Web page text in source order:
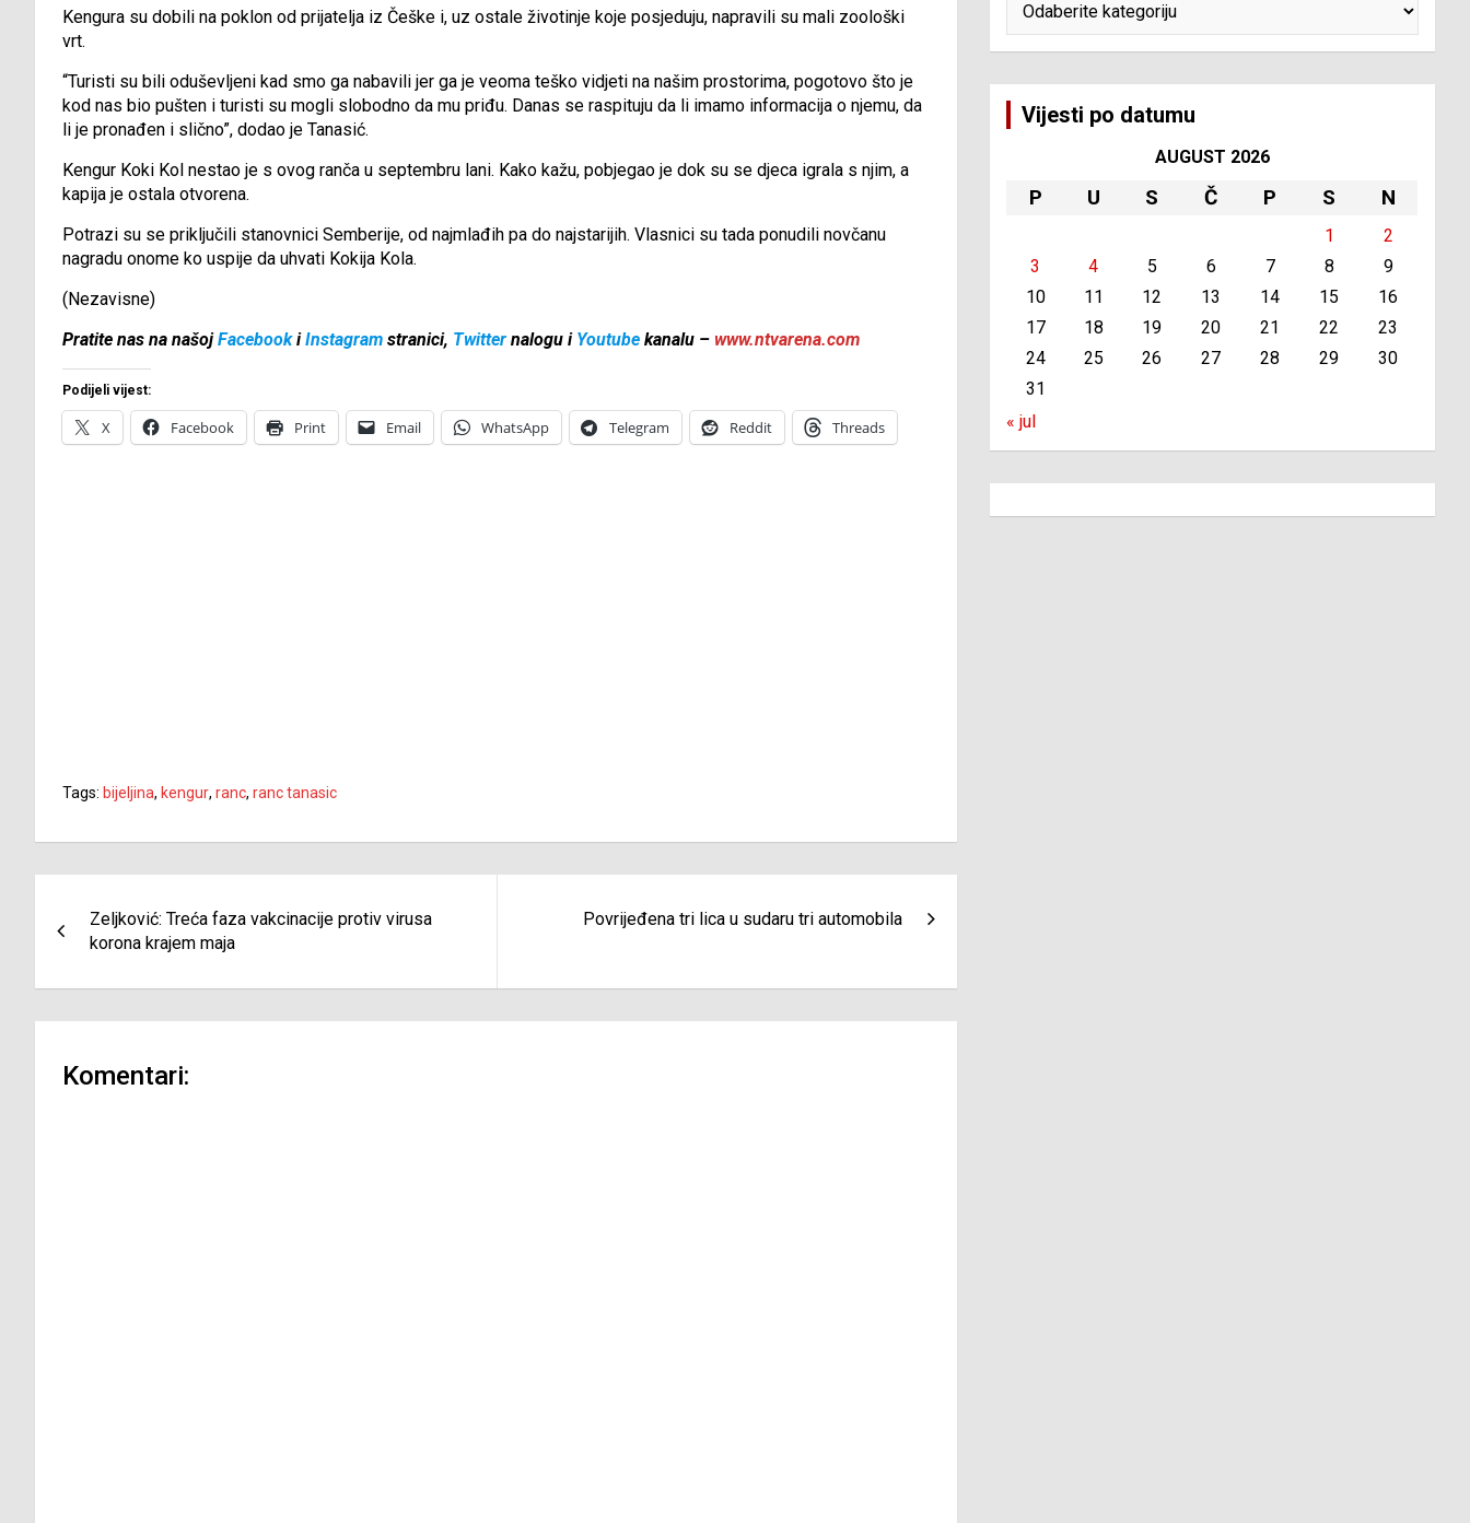
Kengura su dobili na poklon od prijatelja iz Češke i, uz ostale životinje koje posjeduju, napravili su mali zoološki
vrt.
“Turisti su bili oduševljeni kad smo ga nabavili jer ga je veoma teško vidjeti na našim prostorima, pogotovo što je
kod nas bio pušten i turisti su mogli slobodno da mu priđu. Danas se raspituju da li imamo informacija o njemu, da
li je pronađen i slično”, dodao je Tanasić.
Kengur Koki Kol nestao je s ovog ranča u septembru lani. Kako kažu, pobjegao je dok su se djeca igrala s njim, a
kapija je ostala otvorena.
Potrazi su se priključili stanovnici Semberije, od najmlađih pa do najstarijih. Vlasnici su tada ponudili novčanu
nagradu onome ko uspije da uhvati Kokija Kola.
(Nezavisne)
Pratite nas na našojFacebookiInstagram stranici, Twitter nalogu i Youtube kanalu – www.ntvarena.com
Podijeli vijest:
X Facebook Print Email WhatsApp Telegram Reddit Threads
Tags: bijeljina, kengur, ranc, ranc tanasic
članaka
Zeljković: Treća faza vakcinacije protiv virusa
korona krajem maja
Povrijeđena tri lica u sudaru tri automobila
Komentari:
Vijesti po datumu
AUGUST 2026
P U S Č P S N
1
2
3
4 5 6 7 8
9
10
11 12 13 14 15
16
17
18 19 20 21 22
23
24
25 26 27 28 29
30
31
« jul